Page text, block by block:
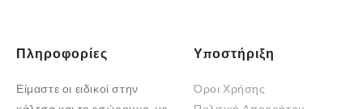
Πληροφορίες
Είμαστε οι ειδικοί στην
Υποστήριξη
Όροι Χρήσης